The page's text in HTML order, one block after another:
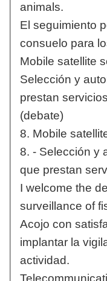
animals.
El seguimiento
consuelo para
Mobile satellite
Selección y
prestan
(debate)
8. Mobile
8. - Selección y
que prestan
I welcome the
surveillance of
Acojo con
implantar la
actividad.